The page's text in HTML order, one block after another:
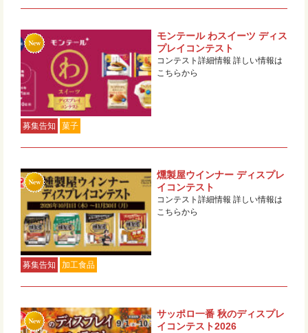
募集告知 菓子
モンテール わスイーツ ディス
プレイコンテスト
コンテスト詳細情報 詳しい情報は
こちらから
募集告知 加工食品
燻製屋ウインナー ディスプレ
イコンテスト
コンテスト詳細情報 詳しい情報は
こちらから
サッポロ一番 秋のディスプレ
イコンテスト2026